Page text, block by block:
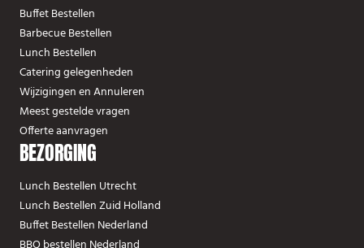
Buffet Bestellen
Barbecue Bestellen
Lunch Bestellen
Catering gelegenheden
Wijzigingen en Annuleren
Meest gestelde vragen
Offerte aanvragen
BEZORGING
Lunch Bestellen Utrecht
Lunch Bestellen Zuid Holland
Buffet Bestellen Nederland